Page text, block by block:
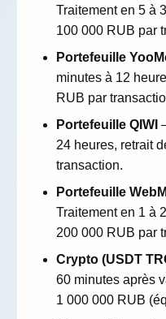
Traitement en 5 à
100 000 RUB par
Portefeuille
minutes à 12
RUB par
Portefeuille QIWI
24 heures, retrait
transaction.
Portefeuille
Traitement en 1 à
200 000 RUB par
Crypto (USDT
60 minutes après
1 000 000 RUB